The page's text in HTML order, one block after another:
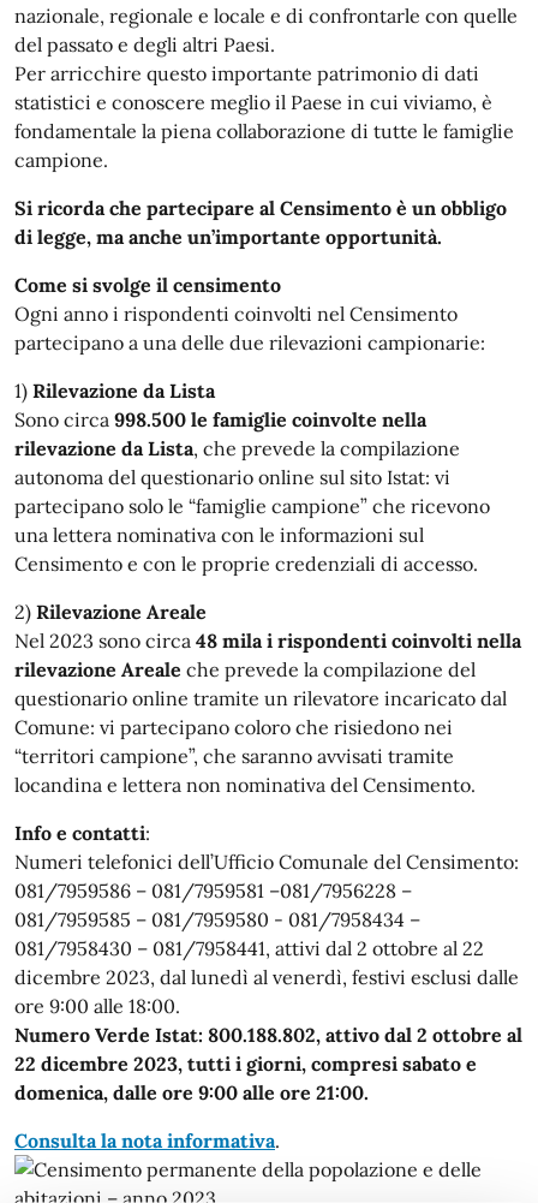
nazionale, regionale e locale e di confrontarle con quelle
del passato e degli altri Paesi.
Per arricchire questo importante patrimonio di dati
statistici e conoscere meglio il Paese in cui viviamo, è
fondamentale la piena collaborazione di tutte le famiglie
campione.
Si ricorda che partecipare al Censimento è un obbligo
di legge, ma anche un’importante opportunità.
Come si svolge il censimento
Ogni anno i rispondenti coinvolti nel Censimento
partecipano a una delle due rilevazioni campionarie:
1) Rilevazione da Lista
Sono circa 998.500 le famiglie coinvolte nella
rilevazione da Lista, che prevede la compilazione
autonoma del questionario online sul sito Istat: vi
partecipano solo le “famiglie campione” che ricevono
una lettera nominativa con le informazioni sul
Censimento e con le proprie credenziali di accesso.
2) Rilevazione Areale
Nel 2023 sono circa 48 mila i rispondenti coinvolti nella
rilevazione Areale che prevede la compilazione del
questionario online tramite un rilevatore incaricato dal
Comune: vi partecipano coloro che risiedono nei
“territori campione”, che saranno avvisati tramite
locandina e lettera non nominativa del Censimento.
Info e contatti:
Numeri telefonici dell’Ufficio Comunale del Censimento:
081/7959586 – 081/7959581 –081/7956228 –
081/7959585 – 081/7959580 - 081/7958434 –
081/7958430 – 081/7958441, attivi dal 2 ottobre al 22
dicembre 2023, dal lunedì al venerdì, festivi esclusi dalle
ore 9:00 alle 18:00.
Numero Verde Istat: 800.188.802, attivo dal 2 ottobre al
22 dicembre 2023, tutti i giorni, compresi sabato e
domenica, dalle ore 9:00 alle ore 21:00.
Consulta la nota informativa.